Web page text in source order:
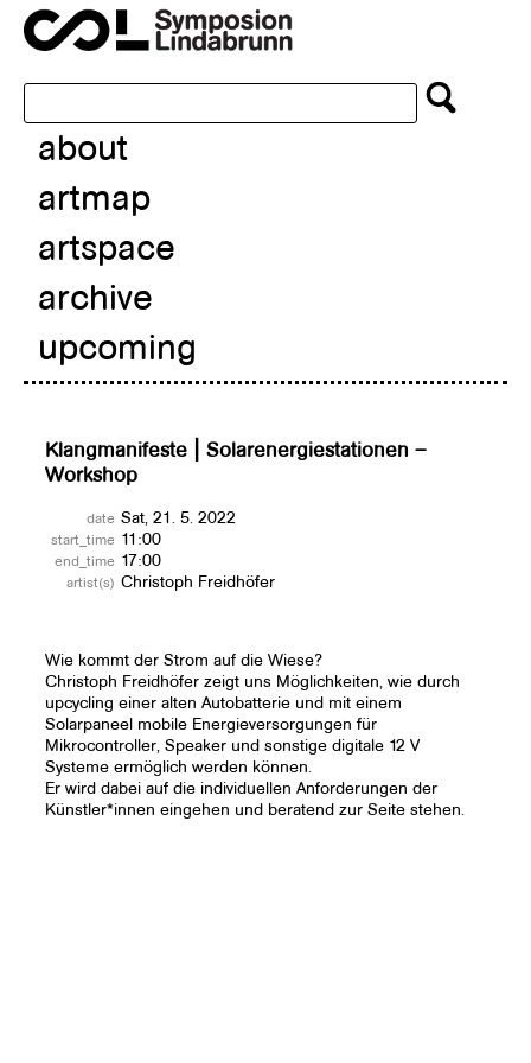
about
artmap
artspace
archive
upcoming
Klangmanifeste | Solarenergiestationen –
Workshop
date Sat, 21. 5. 2022
start_time 11:00
end_time 17:00
artist(s) Christoph Freidhöfer
Wie kommt der Strom auf die Wiese?
Christoph Freidhöfer zeigt uns Möglichkeiten, wie durch
upcycling einer alten Autobatterie und mit einem
Solarpaneel mobile Energieversorgungen für
Mikrocontroller, Speaker und sonstige digitale 12 V
Systeme ermöglich werden können.
Er wird dabei auf die individuellen Anforderungen der
Künstler*innen eingehen und beratend zur Seite stehen.